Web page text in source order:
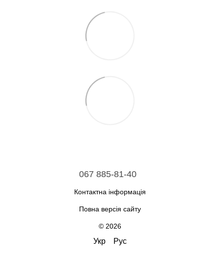
067 885-81-40
Контактна інформація
Повна версія сайту
© 2026
Укр Рус